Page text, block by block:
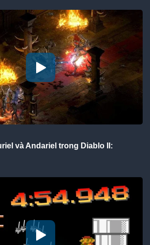
và Andariel trong Diablo II: